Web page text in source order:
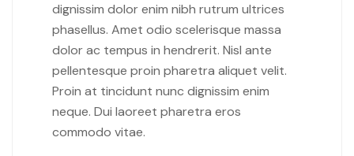
dignissim dolor enim nibh rutrum ultrices
phasellus. Amet odio scelerisque massa
dolor ac tempus in hendrerit. Nisl ante
pellentesque proin pharetra aliquet velit.
Proin at tincidunt nunc dignissim enim
neque. Dui laoreet pharetra eros
commodo vitae.